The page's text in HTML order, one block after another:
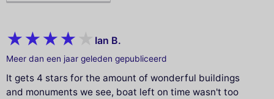
Ian B.
Meer dan een jaar geleden gepubliceerd
It gets 4 stars for the amount of wonderful buildings
and monuments we see, boat left on time wasn't too